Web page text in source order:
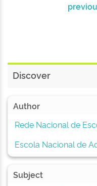
Discover
Author
Rede Nacional de
Escola Nacional de
Subject